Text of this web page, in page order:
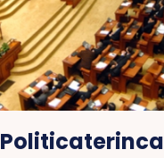
Politicaterinca